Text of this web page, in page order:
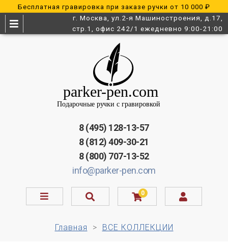
Бесплатная гравировка при заказе ручки от 10 000 ₽
г. Москва, ул.2-я Машиностроения, д.17,
стр.1, офис 242/1 ежедневно 9:00-21:00
8 (495) 128-13-57
8 (812) 409-30-21
8 (800) 707-13-52
info@parker-pen.com
0
Главная ВСЕ КОЛЛЕКЦИИ